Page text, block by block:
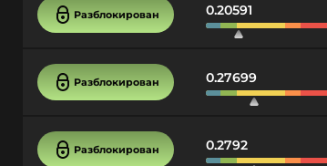
Разблокирован 0.20591
Разблокирован 0.27699
Разблокирован 0.2792